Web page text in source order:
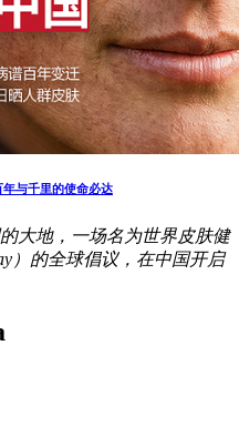
与千里的使命必达
大地，一场名为世界皮肤健
）的全球倡议，在中国开启